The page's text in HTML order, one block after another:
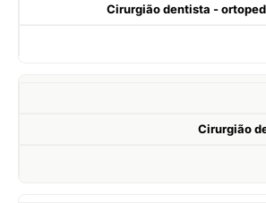
Cirurgião dentista -
Cirurgião